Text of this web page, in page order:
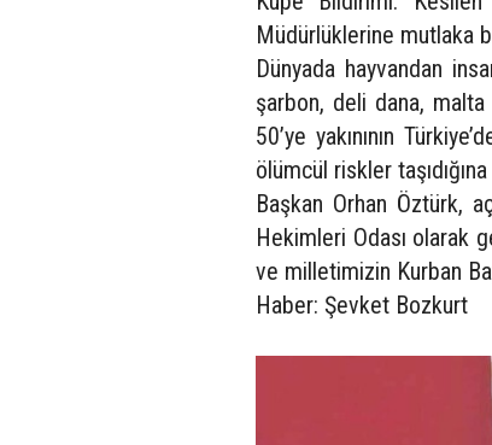
Müdürlüklerine mutlaka
Dünyada hayvandan
şarbon, deli dana,
50’ye yakınının
ölümcül riskler
Başkan Orhan Öztürk,
Hekimleri Odası olarak
ve milletimizin Kurban
Haber: Şevket Bozkurt